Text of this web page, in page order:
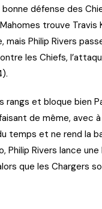
défense des
trouve
Philip Rivers
les Chiefs,
rangs et bloque bien
de même, avec
temps et ne rend la
Philip Rivers lance
que les Chargers